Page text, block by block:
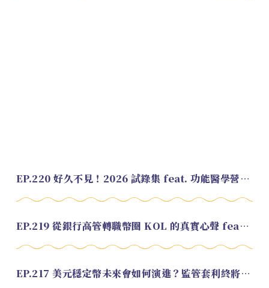
EP.220 好久不見！2026 試錄集 feat. 功能醫學營養師 美寶
EP.219 從銀行高管轉職幣圈 KOL 的真實心聲 feat.龜大
EP.217 美元穩定幣未來會如何演進？監管套利終將收斂？feat. 研究員 余哲安